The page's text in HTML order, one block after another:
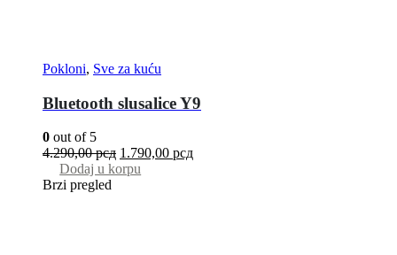
Pokloni, Sve za kuću
Bluetooth slusalice Y9
0 out of 5
4.290,00рсд 1.790,00 рсд
Dodaj u korpu
Brzi pregled